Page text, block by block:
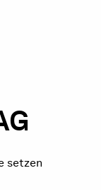
setzen